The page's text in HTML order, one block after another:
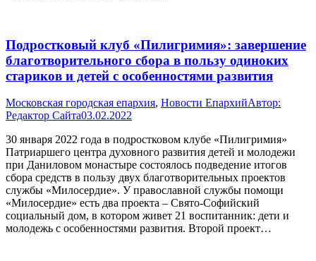
Подростковый клуб «Пилигримия»: завершение
благотворительного сбора в пользу одиноких
стариков и детей с особенностями развития
Московская городская епархия, Новости ЕпархийАвтор:
Редактор Сайта03.02.2022
30 января 2022 года в подростковом клубе «Пилигримия»
Патриаршего центра духовного развития детей и молодежи
при Даниловом монастыре состоялось подведение итогов
сбора средств в пользу двух благотворительных проектов
службы «Милосердие». У православной службы помощи
«Милосердие» есть два проекта – Свято-Софийский
социальный дом, в котором живет 21 воспитанник: дети и
молодежь с особенностями развития. Второй проект…